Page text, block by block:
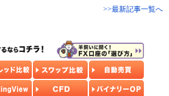
>>最新記事一覧へ